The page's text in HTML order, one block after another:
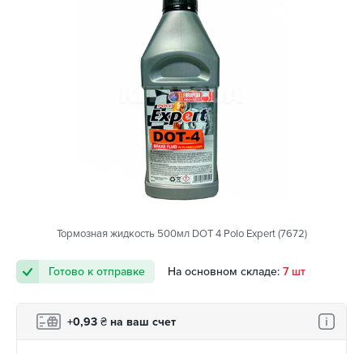
Тормозная жидкость 500мл DOT 4 Polo Expert (7672)
Готово к отправке На основном складе: 7 шт
+0,93 ₴ на ваш счет